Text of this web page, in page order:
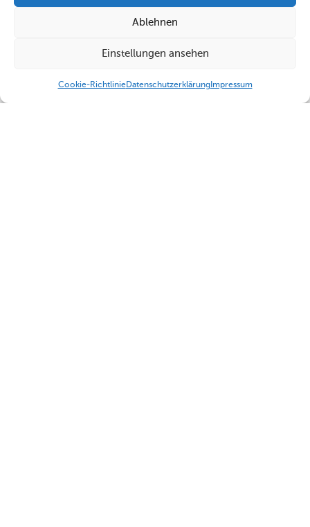
Ablehnen
Einstellungen ansehen
Cookie-RichtlinieDatenschutzerklärungImpressum